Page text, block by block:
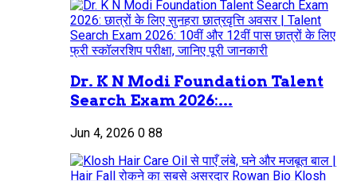
Dr. K N Modi Foundation Talent
Search Exam 2026:...
Jun 4, 2026 0 88